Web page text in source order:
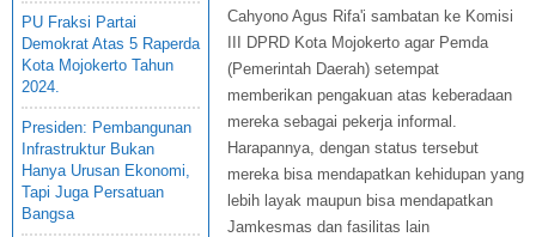
PU Fraksi Partai
Demokrat Atas 5 Raperda
Kota Mojokerto Tahun
2024.
Presiden: Pembangunan
Infrastruktur Bukan
Hanya Urusan Ekonomi,
Tapi Juga Persatuan
Bangsa
Cahyono Agus Rifa'i sambatan ke Komisi
III DPRD Kota Mojokerto agar Pemda
(Pemerintah Daerah) setempat
memberikan pengakuan atas keberadaan
mereka sebagai pekerja informal.
Harapannya, dengan status tersebut
mereka bisa mendapatkan kehidupan yang
lebih layak maupun bisa mendapatkan
Jamkesmas dan fasilitas lain